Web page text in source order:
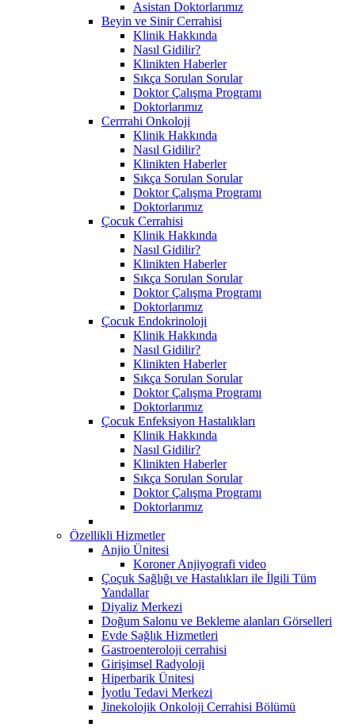
Asistan Doktorlarımız
Beyin ve Sinir Cerrahisi
Klinik Hakkında
Nasıl Gidilir?
Klinikten Haberler
Sıkça Sorulan Sorular
Doktor Çalışma Programı
Doktorlarımız
Cerrrahi Onkoloji
Klinik Hakkında
Nasıl Gidilir?
Klinikten Haberler
Sıkça Sorulan Sorular
Doktor Çalışma Programı
Doktorlarımız
Çocuk Cerrahisi
Klinik Hakkında
Nasıl Gidilir?
Klinikten Haberler
Sıkça Sorulan Sorular
Doktor Çalışma Programı
Doktorlarımız
Çocuk Endokrinoloji
Klinik Hakkında
Nasıl Gidilir?
Klinikten Haberler
Sıkça Sorulan Sorular
Doktor Çalışma Programı
Doktorlarımız
Çocuk Enfeksiyon Hastalıkları
Klinik Hakkında
Nasıl Gidilir?
Klinikten Haberler
Sıkça Sorulan Sorular
Doktor Çalışma Programı
Doktorlarımız
Özellikli Hizmetler
Anjio Ünitesi
Koroner Anjiyografi video
Çoçuk Sağlığı ve Hastalıkları ile İlgili Tüm
Yandallar
Diyaliz Merkezi
Doğum Salonu ve Bekleme alanları Görselleri
Evde Sağlık Hizmetleri
Gastroenteroloji cerrahisi
Girişimsel Radyoloji
Hiperbarik Ünitesi
İyotlu Tedavi Merkezi
Jinekolojik Onkoloji Cerrahisi Bölümü